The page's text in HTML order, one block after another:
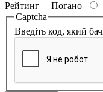
Рейтинг Погано
Captcha
Введіть код, який